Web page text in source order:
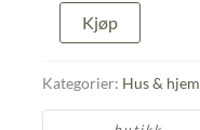
Nålepute
Kjøp
Kategorier: Hus & hjem